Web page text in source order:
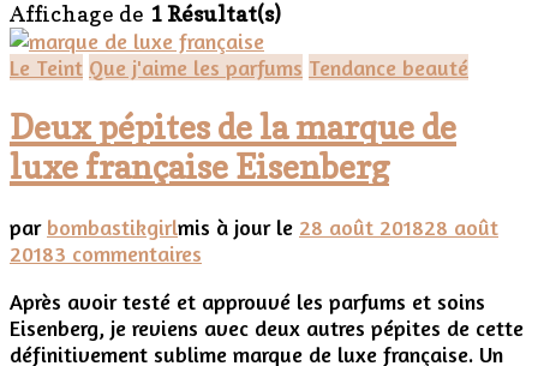
Affichage de 1 Résultat(s)
Le Teint Que j'aime les parfums Tendance beauté
Deux pépites de la marque de
luxe française Eisenberg
par bombastikgirlmis à jour le 28 août 201828 août
20183 commentaires
pépites
de
la
Après avoir testé et approuvé les parfums et soins
Eisenberg, je reviens avec deux autres pépites de cette
définitivement sublime marque de luxe française. Un